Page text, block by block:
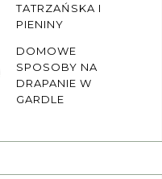
TATRZAŃSKA I
PIENINY
DOMOWE
SPOSOBY NA
DRAPANIE W
GARDLE